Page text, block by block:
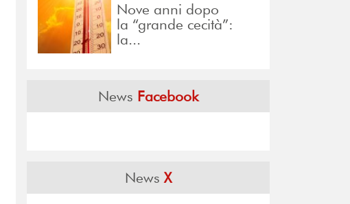
Nove anni dopo
la “grande cecità”:
la...
News Facebook
NewsX